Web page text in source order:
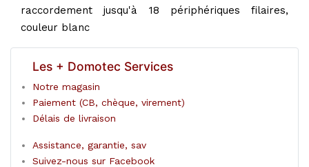
raccordement jusqu'à 18 périphériques filaires,
couleur blanc
Les + Domotec Services
Notre magasin
Paiement (CB, chèque, virement)
Délais de livraison
Assistance, garantie, sav
Suivez-nous sur Facebook